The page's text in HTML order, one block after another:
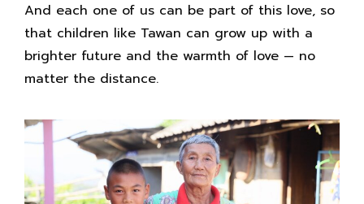
And each one of us can be part of this love, so
that children like Tawan can grow up with a
brighter future and the warmth of love — no
matter the distance.